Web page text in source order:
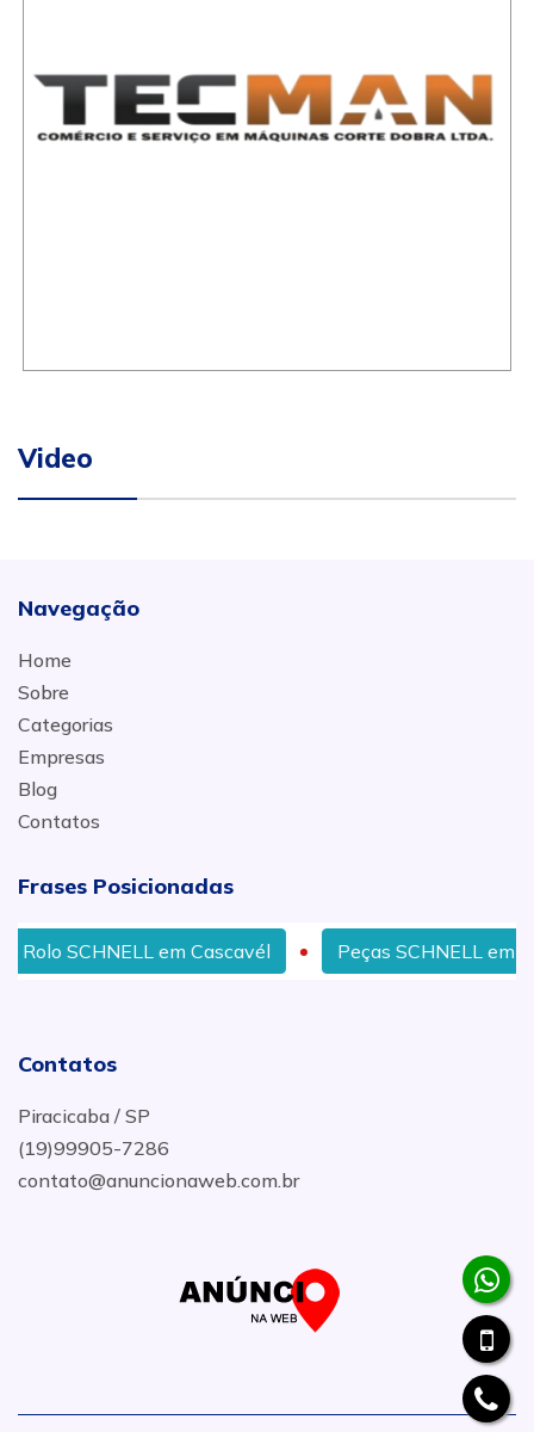
Video
Navegação
Home
Sobre
Categorias
Empresas
Blog
Contatos
Frases Posicionadas
em Cascavél Peças SCHNELL em Uberlândia
Contatos
Piracicaba / SP
(19)99905-7286
contato@anuncionaweb.com.br